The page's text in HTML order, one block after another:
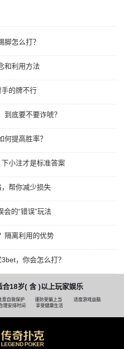
脚怎么打？
和利用方法
的牌不行
底要不要诈唬？
提高胜率？
小注才是标准答案
帮你减少损失
会的“错误”玩法
隔离利用的优势
，你会怎么打？
合18岁( 含 )以上玩家娱乐
意自我保护 谨防受骗上当
适度游戏益脑
理安排时间 享受健康生活